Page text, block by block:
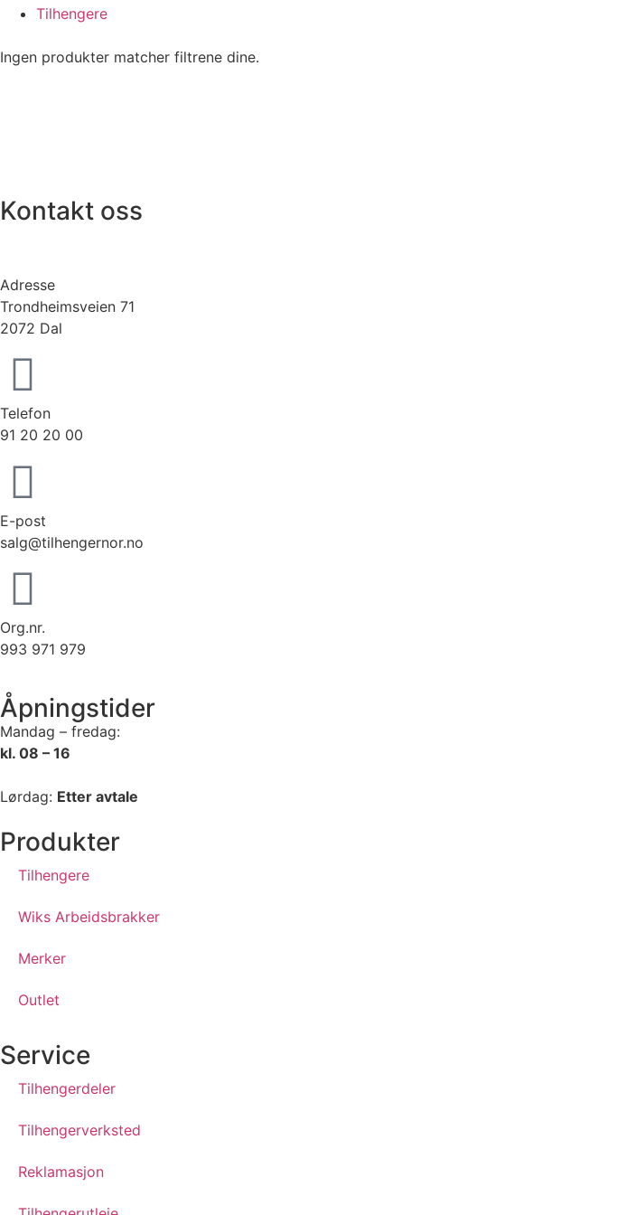
Tilhengere
Ingen produkter matcher filtrene dine.
Kontakt oss
Adresse
Trondheimsveien 71
2072 Dal
Telefon
91 20 20 00
E-post
salg@tilhengernor.no
Org.nr.
993 971 979
Åpningstider
Mandag – fredag:
kl. 08 – 16
Lørdag: Etter avtale
Produkter
Tilhengere
Wiks Arbeidsbrakker
Merker
Outlet
Service
Tilhengerdeler
Tilhengerverksted
Reklamasjon